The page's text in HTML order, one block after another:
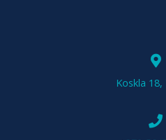
Koskla 18,